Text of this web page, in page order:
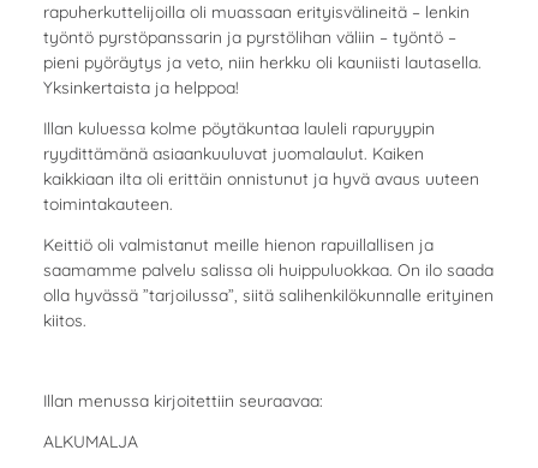
rapuherkuttelijoilla oli muassaan erityisvälineitä – lenkin
työntö pyrstöpanssarin ja pyrstölihan väliin – työntö –
pieni pyöräytys ja veto, niin herkku oli kauniisti lautasella.
Yksinkertaista ja helppoa!
Illan kuluessa kolme pöytäkuntaa lauleli rapuryypin
ryydittämänä asiaankuuluvat juomalaulut. Kaiken
kaikkiaan ilta oli erittäin onnistunut ja hyvä avaus uuteen
toimintakauteen.
Keittiö oli valmistanut meille hienon rapuillallisen ja
saamamme palvelu salissa oli huippuluokkaa. On ilo saada
olla hyvässä ”tarjoilussa”, siitä salihenkilökunnalle erityinen
kiitos.
Illan menussa kirjoitettiin seuraavaa:
ALKUMALJA